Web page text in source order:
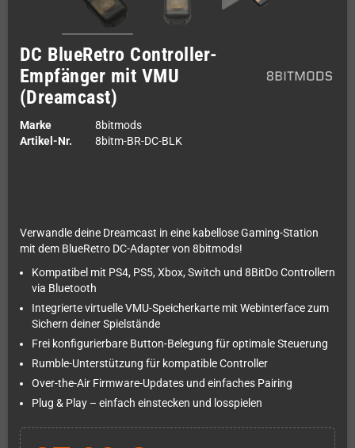
DC BlueRetro Controller-
Empfänger mit VMU
(Dreamcast)
Marke
8bitmods
Artikel-Nr.
8bitm-BR-DC-BLK
Verwandle deine Dreamcast in eine kabellose Gaming-Station
mit dem BlueRetro DC-Adapter von 8bitmods!
Kompatibel mit PS4, PS5, Xbox, Switch und 8BitDo Controllern
via Bluetooth
Integrierte virtuelle VMU-Speicherkarte mit Webinterface zum
Sichern deiner Spielstände
Frei konfigurierbare Button-Belegung für optimale Steuerung
Rumble-Unterstützung für kompatible Controller
Over-the-Air Firmware-Updates und einfaches Pairing
Plug & Play – einfach einstecken und losspielen